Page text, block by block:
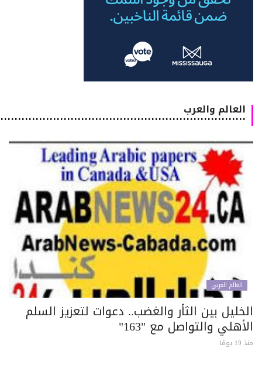
العالم والعرب
٠٠٠٠٠٠٠٠٠٠٠٠٠٠٠٠٠٠٠٠٠٠٠٠٠٠٠٠٠٠٠٠٠٠٠٠٠٠٠٠٠٠٠٠٠٠٠٠٠٠٠٠٠٠٠٠٠٠٠٠٠٠٠٠٠٠٠٠٠٠٠
العالم العربي
بين الثأر والغضب.. دعوات لتعزيز السلم
والتواصل مع "163"